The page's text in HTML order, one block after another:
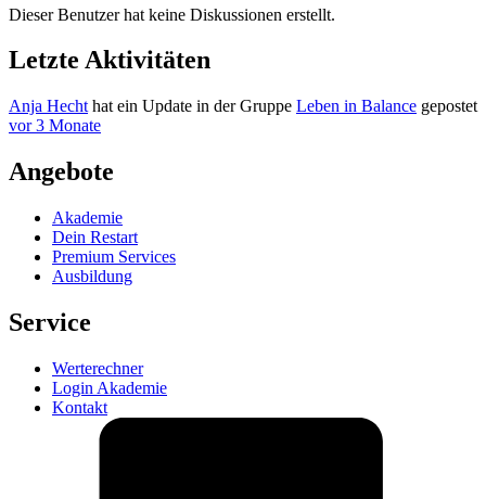
Dieser Benutzer hat keine Diskussionen erstellt.
Letzte Aktivitäten
Anja Hecht hat ein Update in der Gruppe Leben in Balance gepostet
vor 3 Monate
Angebote
Akademie
Dein Restart
Premium Services
Ausbildung
Service
Werterechner
Login Akademie
Kontakt